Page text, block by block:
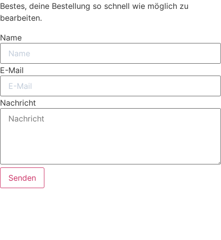
Bestes, deine Bestellung so schnell wie möglich zu
bearbeiten.
Name
E-Mail
Nachricht
Senden